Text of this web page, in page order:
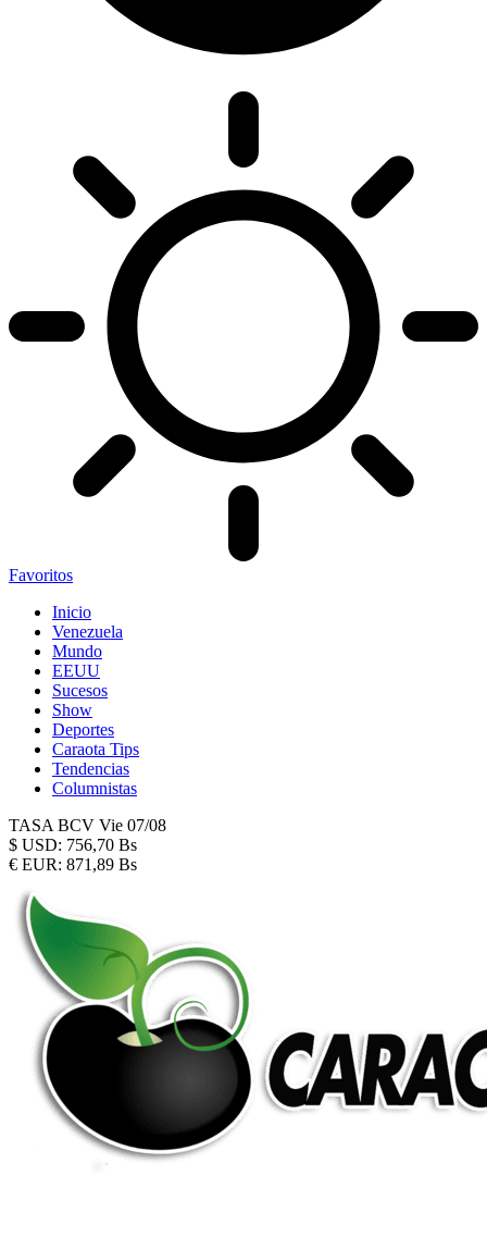
Favoritos
Inicio
Venezuela
Mundo
EEUU
Sucesos
Show
Deportes
Caraota Tips
Tendencias
Columnistas
TASA BCV Vie 07/08
$ USD: 756,70 Bs
€ EUR: 871,89 Bs